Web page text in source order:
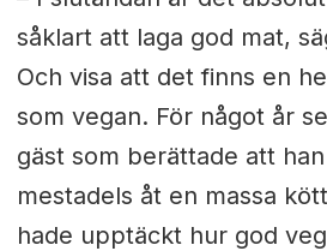
såklart att laga god mat,
Och visa att det finns en
som vegan. För något år
gäst som berättade att
mestadels åt en massa
hade upptäckt hur god